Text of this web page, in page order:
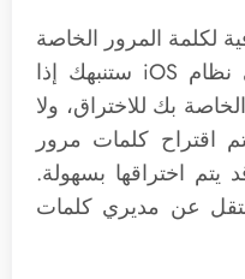
لكلمة المرور الخاصة
بك، فيمكنك تفعيل ميزة في نظام iOS ستنبهك إذا
بك للاختراق، ولا
اقتراح كلمات مرور
اختراقها بسهولة.
عن مديري كلمات